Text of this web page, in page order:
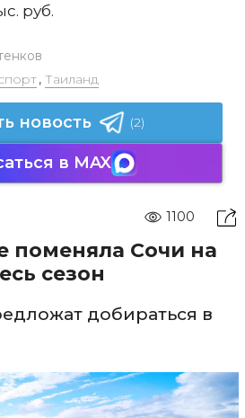
руб.
, Таиланд
новость (2)
в MAX
1100
поменяла Сочи на
сезон
добираться в